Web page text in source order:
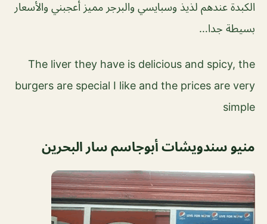
الكبدة عندهم لذيذ وسبايسي والبرجر مميز أعجبني والأسعار
بسيطة جدا…
The liver they have is delicious and spicy, the
burgers are special I like and the prices are very
simple
منيو سندويشات أبوجاسم سار البحرين